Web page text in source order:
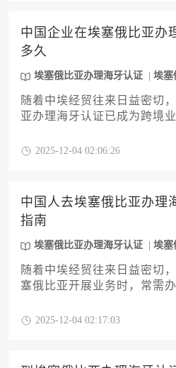
道，详解其运作流程、优势
业高效完成认证，规避跨境
中国企业在埃塞俄比亚办
多久
埃塞俄比亚办理海牙认证 埃塞
随着中埃经贸往来日益密切
亚办理海牙认证已成为跨境
译、外交部与法院双认证及
效率。
2025-12-04 02:06:26
中国人去埃塞俄比亚办理
指南
埃塞俄比亚办理海牙认证 埃塞
随着中埃经贸往来日益密切
塞俄比亚开展业务时，常需
份关于埃塞俄比亚办理海牙
文件类型、加急服务等，并
2025-12-04 02:17:03